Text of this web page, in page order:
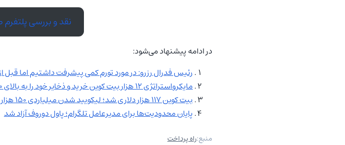
نقد و بررسی
در ادامه پیشنهاد می‌شود:
رئیس فدرال رزرو: در مورد تورم کمی پیشرفت داشتیم اما قبل
مایکرواستراتژی 12 هزار بیت کوین خرید و ذخایر خود را به بالای 150 هزار رساند!
بیت‌ کوین ۱۱۷ هزار دلاری شد؛ لیکویید شدن میلیاردی ۱۵۰ هزار معامله‌گر در یک روز
پایان محدودیت‌ها برای مدیرعامل تلگرام؛ پاول دوروف آزاد شد
منبع:راه پرداخت